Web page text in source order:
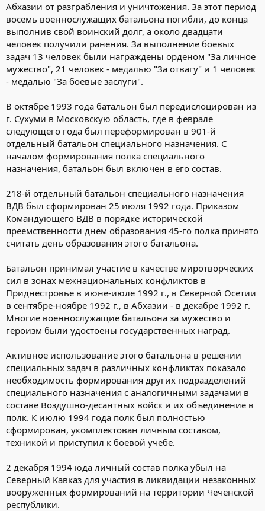
Абхазии от разграбления и уничтожения. За этот период
восемь военнослужащих батальона погибли, до конца
выполнив свой воинский долг, а около двадцати
человек получили ранения. За выполнение боевых
задач 13 человек были награждены орденом "За личное
мужество", 21 человек - медалью "За отвагу" и 1 человек
- медалью "За боевые заслуги".
В октябре 1993 года батальон был передислоцирован из
г. Сухуми в Московскую область, где в феврале
следующего года был переформирован в 901-й
отдельный батальон специального назначения. С
началом формирования полка специального
назначения, батальон был включен в его состав.
218-й отдельный батальон специального назначения
ВДВ был сформирован 25 июля 1992 года. Приказом
Командующего ВДВ в порядке исторической
преемственности днем образования 45-го полка принято
считать день образования этого батальона.
Батальон принимал участие в качестве миротворческих
сил в зонах межнациональных конфликтов в
Приднестровье в июне-июле 1992 г., в Северной Осетии
в сентябре-ноябре 1992 г., в Абхазии - в декабре 1992 г.
Многие военнослужащие батальона за мужество и
героизм были удостоены государственных наград.
Активное использование этого батальона в решении
специальных задач в различных конфликтах показало
необходимость формирования других подразделений
специального назначения с аналогичными задачами в
составе Воздушно-десантных войск и их объединение в
полк. К июлю 1994 года полк был полностью
сформирован, укомплектован личным составом,
техникой и приступил к боевой учебе.
2 декабря 1994 юда личный состав полка убыл на
Северный Кавказ для участия в ликвидации незаконных
вооруженных формирований на территории Чеченской
республики.